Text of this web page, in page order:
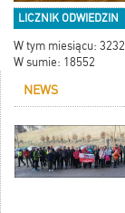
LICZNIK ODWIEDZIN
W tym miesiącu: 3232
W sumie: 18552
NEWS